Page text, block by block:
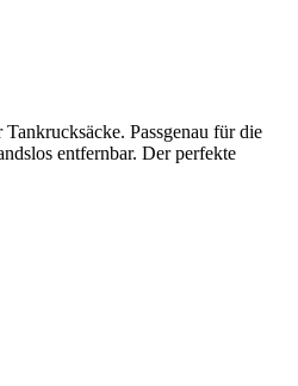
Passgenau für die
entfernbar. Der perfekte